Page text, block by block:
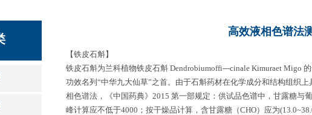
高效液相色谱法
【铁皮石斛】
铁皮石斛为兰科植物铁皮石斛 Dendrobiumoffi---cinale Kimuraet Migo
功效名列“中华九大仙草”之首。由于石斛药材在化学成分和结构组织
相色谱法，《中国药典》2015 第一部规定：供试品色谱中，甘露糖与
峰计算应不低于4000；按干燥品计算，含甘露糖（CHO）应为